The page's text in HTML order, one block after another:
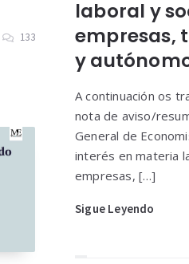
133
laboral y
empresas,
y
A continuación os
nota de aviso/
General de
interés en materia
empresas, […]
Sigue Leyendo